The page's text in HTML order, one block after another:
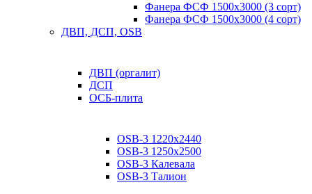
Фанера ФСФ 1500х3000 (3 сорт)
Фанера ФСФ 1500х3000 (4 сорт)
ДВП, ДСП, OSB
ДВП (оргалит)
ДСП
ОСБ-плита
OSB-3 1220х2440
OSB-3 1250х2500
OSB-3 Калевала
OSB-3 Талион